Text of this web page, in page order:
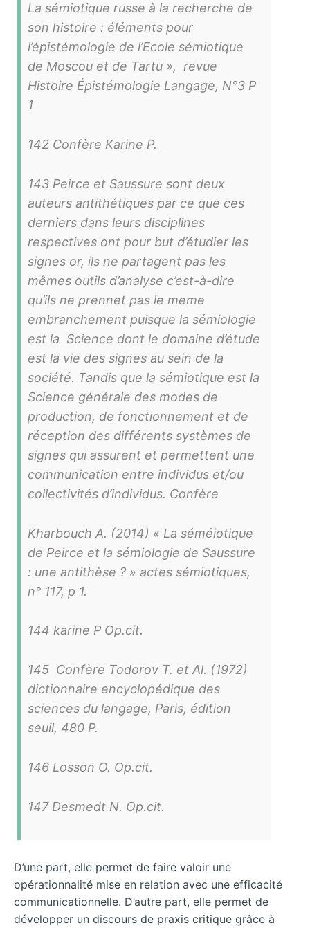
La sémiotique russe à la recherche de
son histoire : éléments pour
l’épistémologie de l’Ecole sémiotique
de Moscou et de Tartu », revue
Histoire Épistémologie Langage, N°3 P
1
142 Confère Karine P.
143 Peirce et Saussure sont deux
auteurs antithétiques par ce que ces
derniers dans leurs disciplines
respectives ont pour but d’étudier les
signes or, ils ne partagent pas les
mêmes outils d’analyse c’est-à-dire
qu’ils ne prennet pas le meme
embranchement puisque la sémiologie
est la Science dont le domaine d’étude
est la vie des signes au sein de la
société. Tandis que la sémiotique est la
Science générale des modes de
production, de fonctionnement et de
réception des différents systèmes de
signes qui assurent et permettent une
communication entre individus et/ou
collectivités d’individus. Confère
Kharbouch A. (2014) « La séméiotique
de Peirce et la sémiologie de Saussure
: une antithèse ? » actes sémiotiques,
n° 117, p 1.
144 karine P Op.cit.
145 Confère Todorov T. et Al. (1972)
dictionnaire encyclopédique des
sciences du langage, Paris, édition
seuil, 480 P.
146 Losson O. Op.cit.
147 Desmedt N. Op.cit.
D’une part, elle permet de faire valoir une
opérationnalité mise en relation avec une efficacité
communicationnelle. D’autre part, elle permet de
développer un discours de praxis critique grâce à